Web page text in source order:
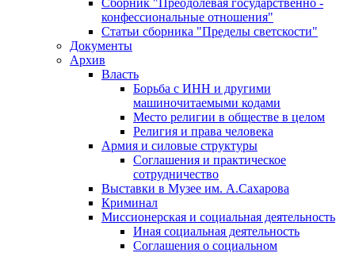
Сборник "Преодолевая государственно -
конфессиональные отношения"
Статьи сборника "Пределы светскости"
Документы
Архив
Власть
Борьба с ИНН и другими
машиночитаемыми кодами
Место религии в обществе в целом
Религия и права человека
Армия и силовые структуры
Соглашения и практическое
сотрудничество
Выставки в Музее им. А.Сахарова
Криминал
Миссионерская и социальная деятельность
Иная социальная деятельность
Соглашения о социальном